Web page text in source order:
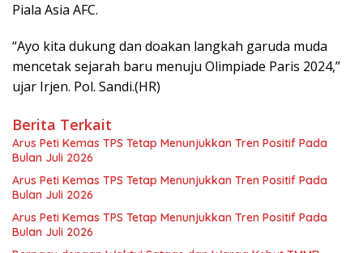
Piala Asia AFC.
“Ayo kita dukung dan doakan langkah garuda muda
mencetak sejarah baru menuju Olimpiade Paris 2024,”
ujar Irjen. Pol. Sandi.(HR)
Berita Terkait
Arus Peti Kemas TPS Tetap Menunjukkan Tren Positif Pada
Bulan Juli 2026
Arus Peti Kemas TPS Tetap Menunjukkan Tren Positif Pada
Bulan Juli 2026
Arus Peti Kemas TPS Tetap Menunjukkan Tren Positif Pada
Bulan Juli 2026